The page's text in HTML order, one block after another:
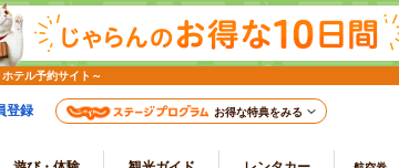
テル予約サイト～
登録 お得な特典をみる